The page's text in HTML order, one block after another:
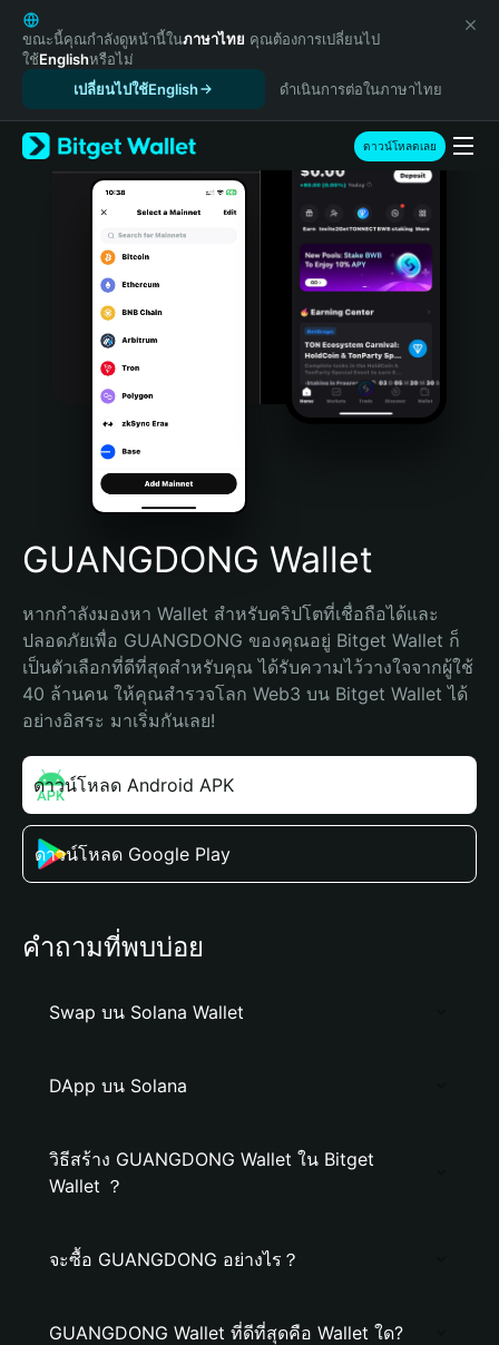
English
日本語
Tiếng Việt
Español (Latinoamérica)
Türkçe
Italiano
Português (Portugal)
Bahasa Indonesia
Português (Brasil)
Español (Argentina)
ขณะนี้คุณกำลังดูหน้านี้ในภาษาไทย คุณต้องการเปลี่ยนไป
ใช้Englishหรือไม่
เปลี่ยนไปใช้English
ดำเนินการต่อในภาษาไทย
ดาวน์โหลดเลย
GUANGDONG Wallet
หากกำลังมองหา Wallet สำหรับคริปโตที่เชื่อถือได้และ
ปลอดภัยเพื่อ GUANGDONG ของคุณอยู่ Bitget Wallet ก็
เป็นตัวเลือกที่ดีที่สุดสำหรับคุณ ได้รับความไว้วางใจจากผู้ใช้
40 ล้านคน ให้คุณสำรวจโลก Web3 บน Bitget Wallet ได้
อย่างอิสระ มาเริ่มกันเลย!
ดาวน์โหลด Android APK
ดาวน์โหลด Google Play
คำถามที่พบบ่อย
Swap บน Solana Wallet
DApp บน Solana
วิธีสร้าง GUANGDONG Wallet ใน Bitget
Wallet ？
จะซื้อ GUANGDONG อย่างไร？
GUANGDONG Wallet ที่ดีที่สุดคือ Wallet ใด?